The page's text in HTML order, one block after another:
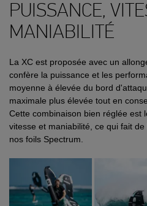
PUISSANCE,
MANIABILITÉ
La XC est proposée avec un
confère la puissance et les
moyenne à élevée du bord
maximale plus élevée tout en
Cette combinaison bien réglée est
vitesse et maniabilité, ce qui fait
nos foils Spectrum.